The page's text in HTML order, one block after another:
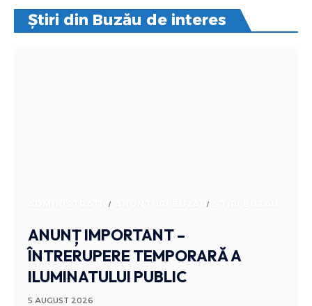
Știri din Buzău de interes
ADMINISTRATIV ANUNTURI BUZAU
ANUNȚ IMPORTANT –
ÎNTRERUPERE TEMPORARĂ A
ILUMINATULUI PUBLIC
5 AUGUST 2026